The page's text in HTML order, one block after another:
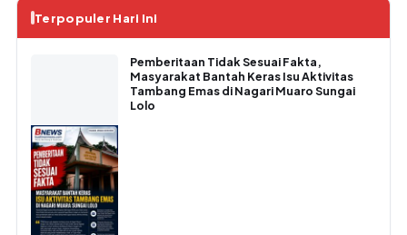
Terpopuler Hari Ini
Pemberitaan Tidak Sesuai Fakta,
Masyarakat Bantah Keras Isu Aktivitas
Tambang Emas di Nagari Muaro Sungai
Lolo